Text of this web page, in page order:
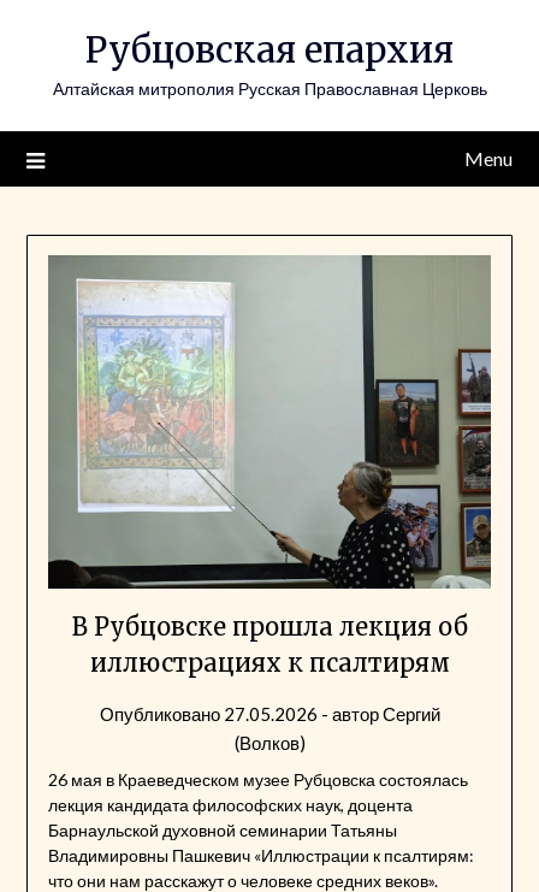
Рубцовская епархия
Алтайская митрополия Русская Православная Церковь
Menu
В Рубцовске прошла лекция об
иллюстрациях к псалтирям
Опубликовано 27.05.2026 - авторСергий
(Волков)
26 мая в Краеведческом музее Рубцовска состоялась
лекция кандидата философских наук, доцента
Барнаульской духовной семинарии Татьяны
Владимировны Пашкевич «Иллюстрации к псалтирям:
что они нам расскажут о человеке средних веков».